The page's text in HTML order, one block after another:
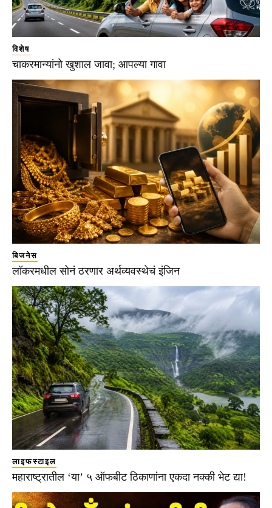
विशेष
चाकरमान्यांनो खुशाल जावा; आपल्या गावा
बिजनेस
लॉकरमधील सोनं ठरणार अर्थव्यवस्थेचं इंजिन
लाइफस्टाइल
महाराष्ट्रातील ‘या’ ५ ऑफबीट ठिकाणांना एकदा नक्की भेट द्या!